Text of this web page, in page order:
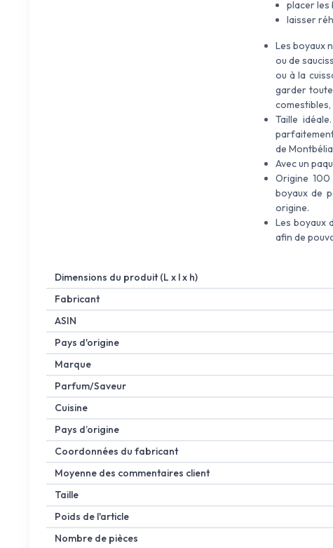
placer les
laisser
Les boyaux
ou de
ou à la
garder
Taille
de
Avec un
Origine
boyaux de
origine.
Les boyaux
afin de
Dimensions du produit (L x l x h)
Fabricant
ASIN
Pays d'origine
Marque
Parfum/Saveur
Cuisine
Pays d’origine
Coordonnées du fabricant
Moyenne des commentaires client
Taille
Poids de l'article
Nombre de pièces